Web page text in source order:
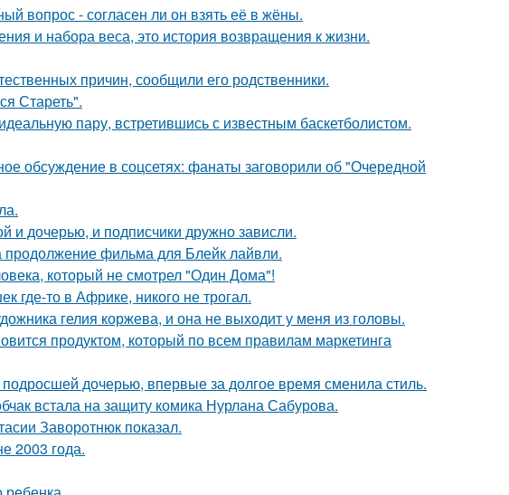
вопрос - согласен ли он взять её в жёны.
и набора веса, это история возвращения к жизни.
причин, сообщили его родственники.
Стареть".
пару, встретившись с известным баскетболистом.
обсуждение в соцсетях: фанаты заговорили об "Очередной
и дочерью, и подписчики дружно зависли.
продолжение фильма для Блейк лайвли.
который не смотрел "Один Дома"!
где-то в Африке, никого не трогал.
гелия коржева, и она не выходит у меня из головы.
продуктом, который по всем правилам маркетинга
дочерью, впервые за долгое время сменила стиль.
встала на защиту комика Нурлана Сабурова.
Заворотнюк показал.
2003 года.